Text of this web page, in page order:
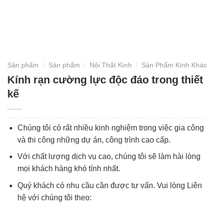
Sản phẩm / Sản phẩm / Nội Thất Kính / Sản Phẩm Kính Khác
Kính rạn cường lực độc đáo trong thiết
kế
Chúng tôi có rất nhiều kinh nghiệm trong việc gia công
và thi công những dự án, công trình cao cấp.
Với chất lượng dịch vụ cao, chúng tôi sẽ làm hài lòng
mọi khách hàng khó tính nhất.
Quý khách có nhu cầu cần được tư vấn. Vui lòng Liên
hệ với chúng tôi theo: